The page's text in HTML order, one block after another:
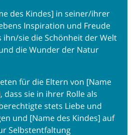
des Kindes] in seiner/ihrer
Inspiration und Freude
ihn/sie die Schönheit der Welt
die Wunder der Natur
für die Eltern von [Name
dass sie in ihrer Rolle als
stets Liebe und
und [Name des Kindes] auf
Selbstentfaltung